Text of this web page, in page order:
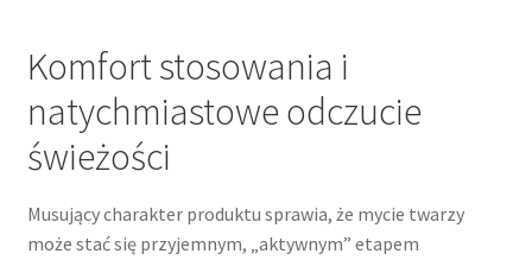
Komfort stosowania i
natychmiastowe odczucie
świeżości
Musujący charakter produktu sprawia, że mycie twarzy
może stać się przyjemnym, „aktywnym” etapem